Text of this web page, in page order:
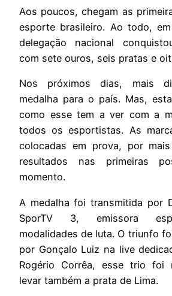
Aos poucos, chegam as
esporte brasileiro. Ao todo,
delegação nacional
com sete ouros, seis pratas e
Nos próximos dias, mais
medalha para o país. Mas,
como esse tem a ver com a
todos os esportistas. As
colocadas em prova, por
resultados nas primeiras
momento.
A medalha foi transmitida por
SporTV 3, emissora
modalidades de luta. O triunfo
por Gonçalo Luiz na live
Rogério Corrêa, esse trio foi
levar também a prata de Lima.